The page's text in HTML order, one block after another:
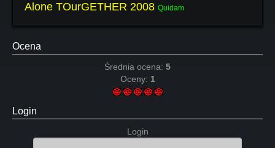
Alone TOurGETHER 2008 Quidam
Ocena
Średnia ocena: 5
Oceny: 1
Login
Login